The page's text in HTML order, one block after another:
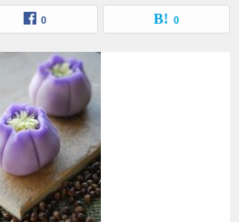
0 0